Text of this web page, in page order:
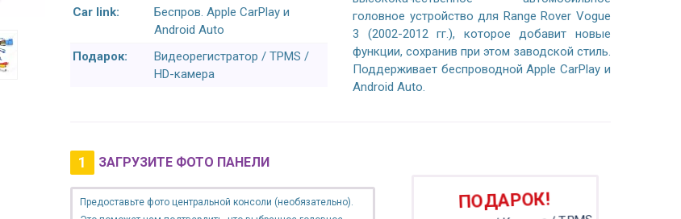
Car link:
Беспров. Apple CarPlay и
Android Auto
Подарок:
Видеорегистратор / TPMS /
HD-камера
головное устройство для Range Rover Vogue
3 (2002-2012 гг.), которое добавит новые
функции, сохранив при этом заводской стиль.
Поддерживает беспроводной Apple CarPlay и
Android Auto.
1 ЗАГРУЗИТЕ ФОТО ПАНЕЛИ
Предоставьте фото центральной консоли (необязательно).
ПОДАРОК!